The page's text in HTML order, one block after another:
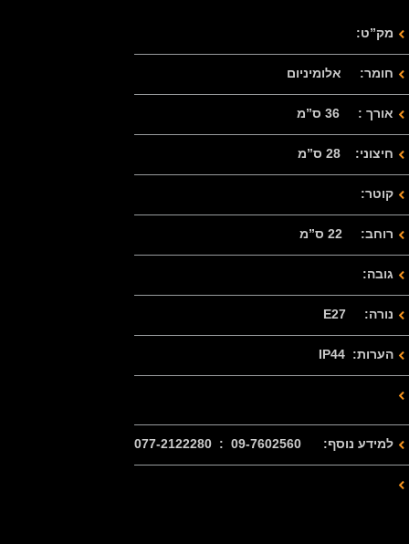
מק”ט:
חומר: אלומיניום
אורך : 36 ס”מ
חיצוני: 28 ס”מ
קוטר:
רוחב: 22 ס”מ
גובה:
נורה: E27
הערות: IP44
למידע נוסף: 09-7602560 : 077-2122280